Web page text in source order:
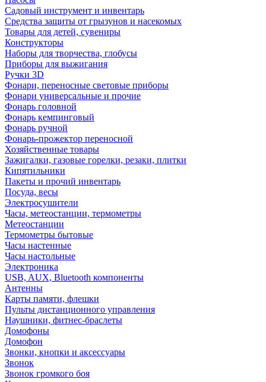
Садовый инструмент и инвентарь
Средства защиты от грызунов и насекомых
Товары для детей, сувениры
Конструкторы
Наборы для творчества, глобусы
Приборы для выжигания
Ручки 3D
Фонари, переносные световые приборы
Фонари универсальные и прочие
Фонарь головной
Фонарь кемпинговый
Фонарь ручной
Фонарь-прожектор переносной
Хозяйственные товары
Зажигалки, газовые горелки, резаки, плитки
Кипятильники
Пакеты и прочий инвентарь
Посуда, весы
Электросушители
Часы, метеостанции, термометры
Метеостанции
Термометры бытовые
Часы настенные
Часы настольные
Электроника
USB, AUX, Bluetooth компоненты
Антенны
Карты памяти, флешки
Пульты дистанционного управления
Наушники, фитнес-браслеты
Домофоны
Домофон
Звонки, кнопки и аксессуары
Звонок
Звонок громкого боя